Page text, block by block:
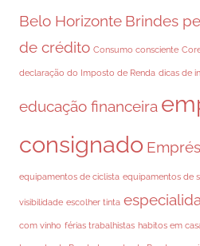
Belo Horizonte Brindes
de crédito Consumo consciente
declaração do Imposto de Renda dicas de
educação financeira
consignado
equipamentos de ciclista equipamentos de
visibilidade escolher tinta
com vinho férias trabalhistas habitos em